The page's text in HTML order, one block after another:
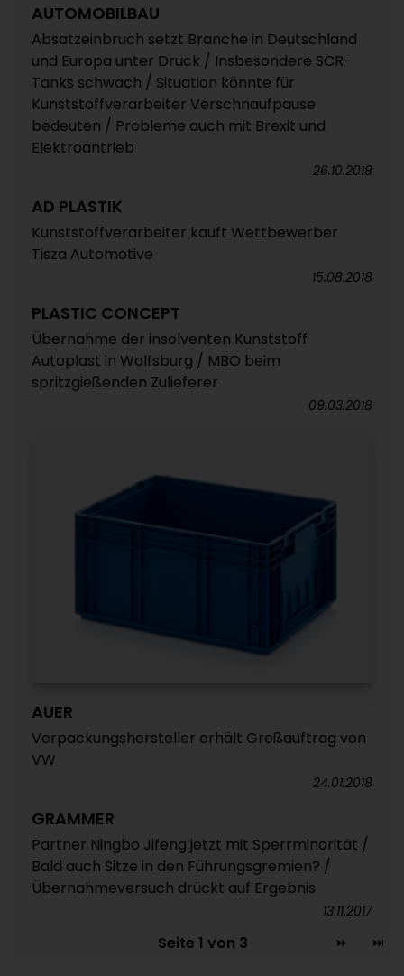
AUTOMOBILBAU
Absatzeinbruch setzt Branche in Deutschland
und Europa unter Druck / Insbesondere SCR-
Tanks schwach / Situation könnte für
Kunststoffverarbeiter Verschnaufpause
bedeuten / Probleme auch mit Brexit und
Elektroantrieb
26.10.2018
AD PLASTIK
Kunststoffverarbeiter kauft Wettbewerber
Tisza Automotive
15.08.2018
PLASTIC CONCEPT
Übernahme der insolventen Kunststoff
Autoplast in Wolfsburg / MBO beim
spritzgießenden Zulieferer
09.03.2018
AUER
Verpackungshersteller erhält Großauftrag von
VW
24.01.2018
GRAMMER
Partner Ningbo Jifeng jetzt mit Sperrminorität /
Bald auch Sitze in den Führungsgremien? /
Übernahmeversuch drückt auf Ergebnis
13.11.2017
Seite 1 von 3